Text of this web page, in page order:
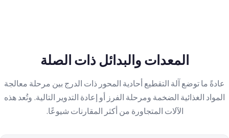
المعدات والبدائل ذات الصلة
عادةً ما توضع آلة التقطيع أحادية المحور ذات الدرج بين مرحلة معالجة
المواد الغذائية الضخمة ومرحلة الفرز أو إعادة التدوير التالية. وتُعد هذه
الآلات المتجاورة من أكثر المقارنات شيوعًا.